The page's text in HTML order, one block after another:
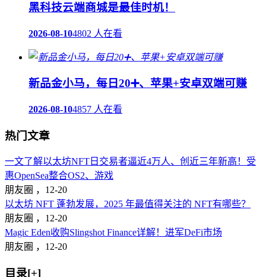
黑科技云端商城是最佳时机！
2026-08-104802 人在看
新品金小马，每日20➕、苹果+安卓双端可赚
2026-08-104857 人在看
热门文章
一文了解以太坊NFT日交易者逼近4万人、创近三年新高！受
惠OpenSea整合OS2、游戏
朋友圈 ， 12-20
以太坊 NFT 蓬勃发展，2025 年最值得关注的 NFT有哪些？
朋友圈 ， 12-20
Magic Eden收购Slingshot Finance详解！进军DeFi市场
朋友圈 ， 12-20
目录[+]